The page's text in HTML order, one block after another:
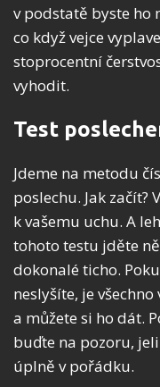
v podstatě byste ho
co když vejce
stoprocentní
vyhodit.
Test
Jdeme na metodu
poslechu. Jak začít?
k vašemu uchu. A
tohoto testu jděte
dokonalé ticho.
neslyšíte, je
a můžete si ho dát.
buďte na pozoru,
úplně v pořádku.